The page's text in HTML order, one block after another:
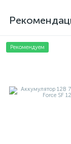
Рекомендуем